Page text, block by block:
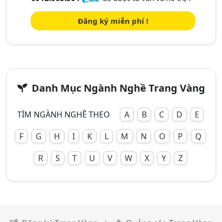
Đăng ký miễn phí !
Danh Mục Ngành Nghề Trang Vàng
TÌM NGÀNH NGHỀ THEO A B C D
E
F
G H I K L M N O P
Q
R
S T U V W X Y Z